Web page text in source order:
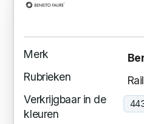
Merk
Rubrieken
Verkrijgbaar in de
kleuren